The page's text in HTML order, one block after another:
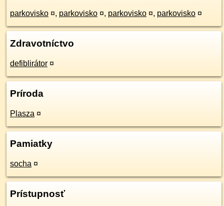
parkovisko ¤, parkovisko ¤, parkovisko ¤, parkovisko ¤
Zdravotníctvo
defiblirátor ¤
Príroda
Plasza ¤
Pamiatky
socha ¤
Prístupnosť